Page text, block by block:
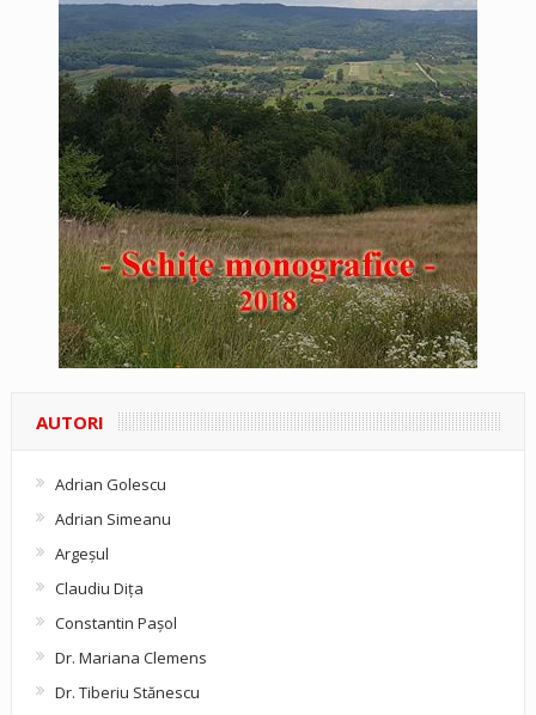
AUTORI
Adrian Golescu
Adrian Simeanu
Argeşul
Claudiu Diţa
Constantin Pașol
Dr. Mariana Clemens
Dr. Tiberiu Stănescu